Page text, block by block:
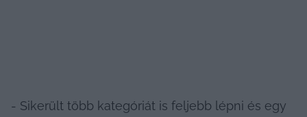
- Sikerült több kategóriát is feljebb lépni és egy